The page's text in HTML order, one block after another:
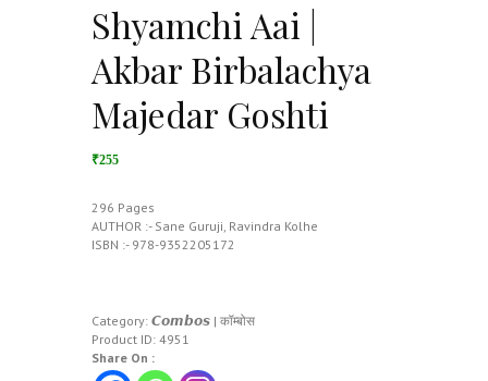
Shyamchi Aai |
Akbar Birbalachya
Majedar Goshti
₹255
296 Pages
AUTHOR :- Sane Guruji, Ravindra Kolhe
ISBN :- 978-9352205172
Category: 𝘾𝙤𝙢𝙗𝙤𝙨 | कॉम्बोस
Product ID: 4951
Share On :